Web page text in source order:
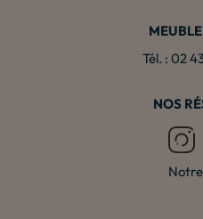
Tél. : 02
NOS